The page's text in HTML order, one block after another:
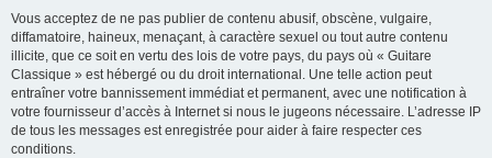
Vous acceptez de ne pas publier de contenu abusif, obscène, vulgaire,
diffamatoire, haineux, menaçant, à caractère sexuel ou tout autre contenu
illicite, que ce soit en vertu des lois de votre pays, du pays où « Guitare
Classique » est hébergé ou du droit international. Une telle action peut
entraîner votre bannissement immédiat et permanent, avec une notification à
votre fournisseur d’accès à Internet si nous le jugeons nécessaire. L’adresse IP
de tous les messages est enregistrée pour aider à faire respecter ces
conditions.